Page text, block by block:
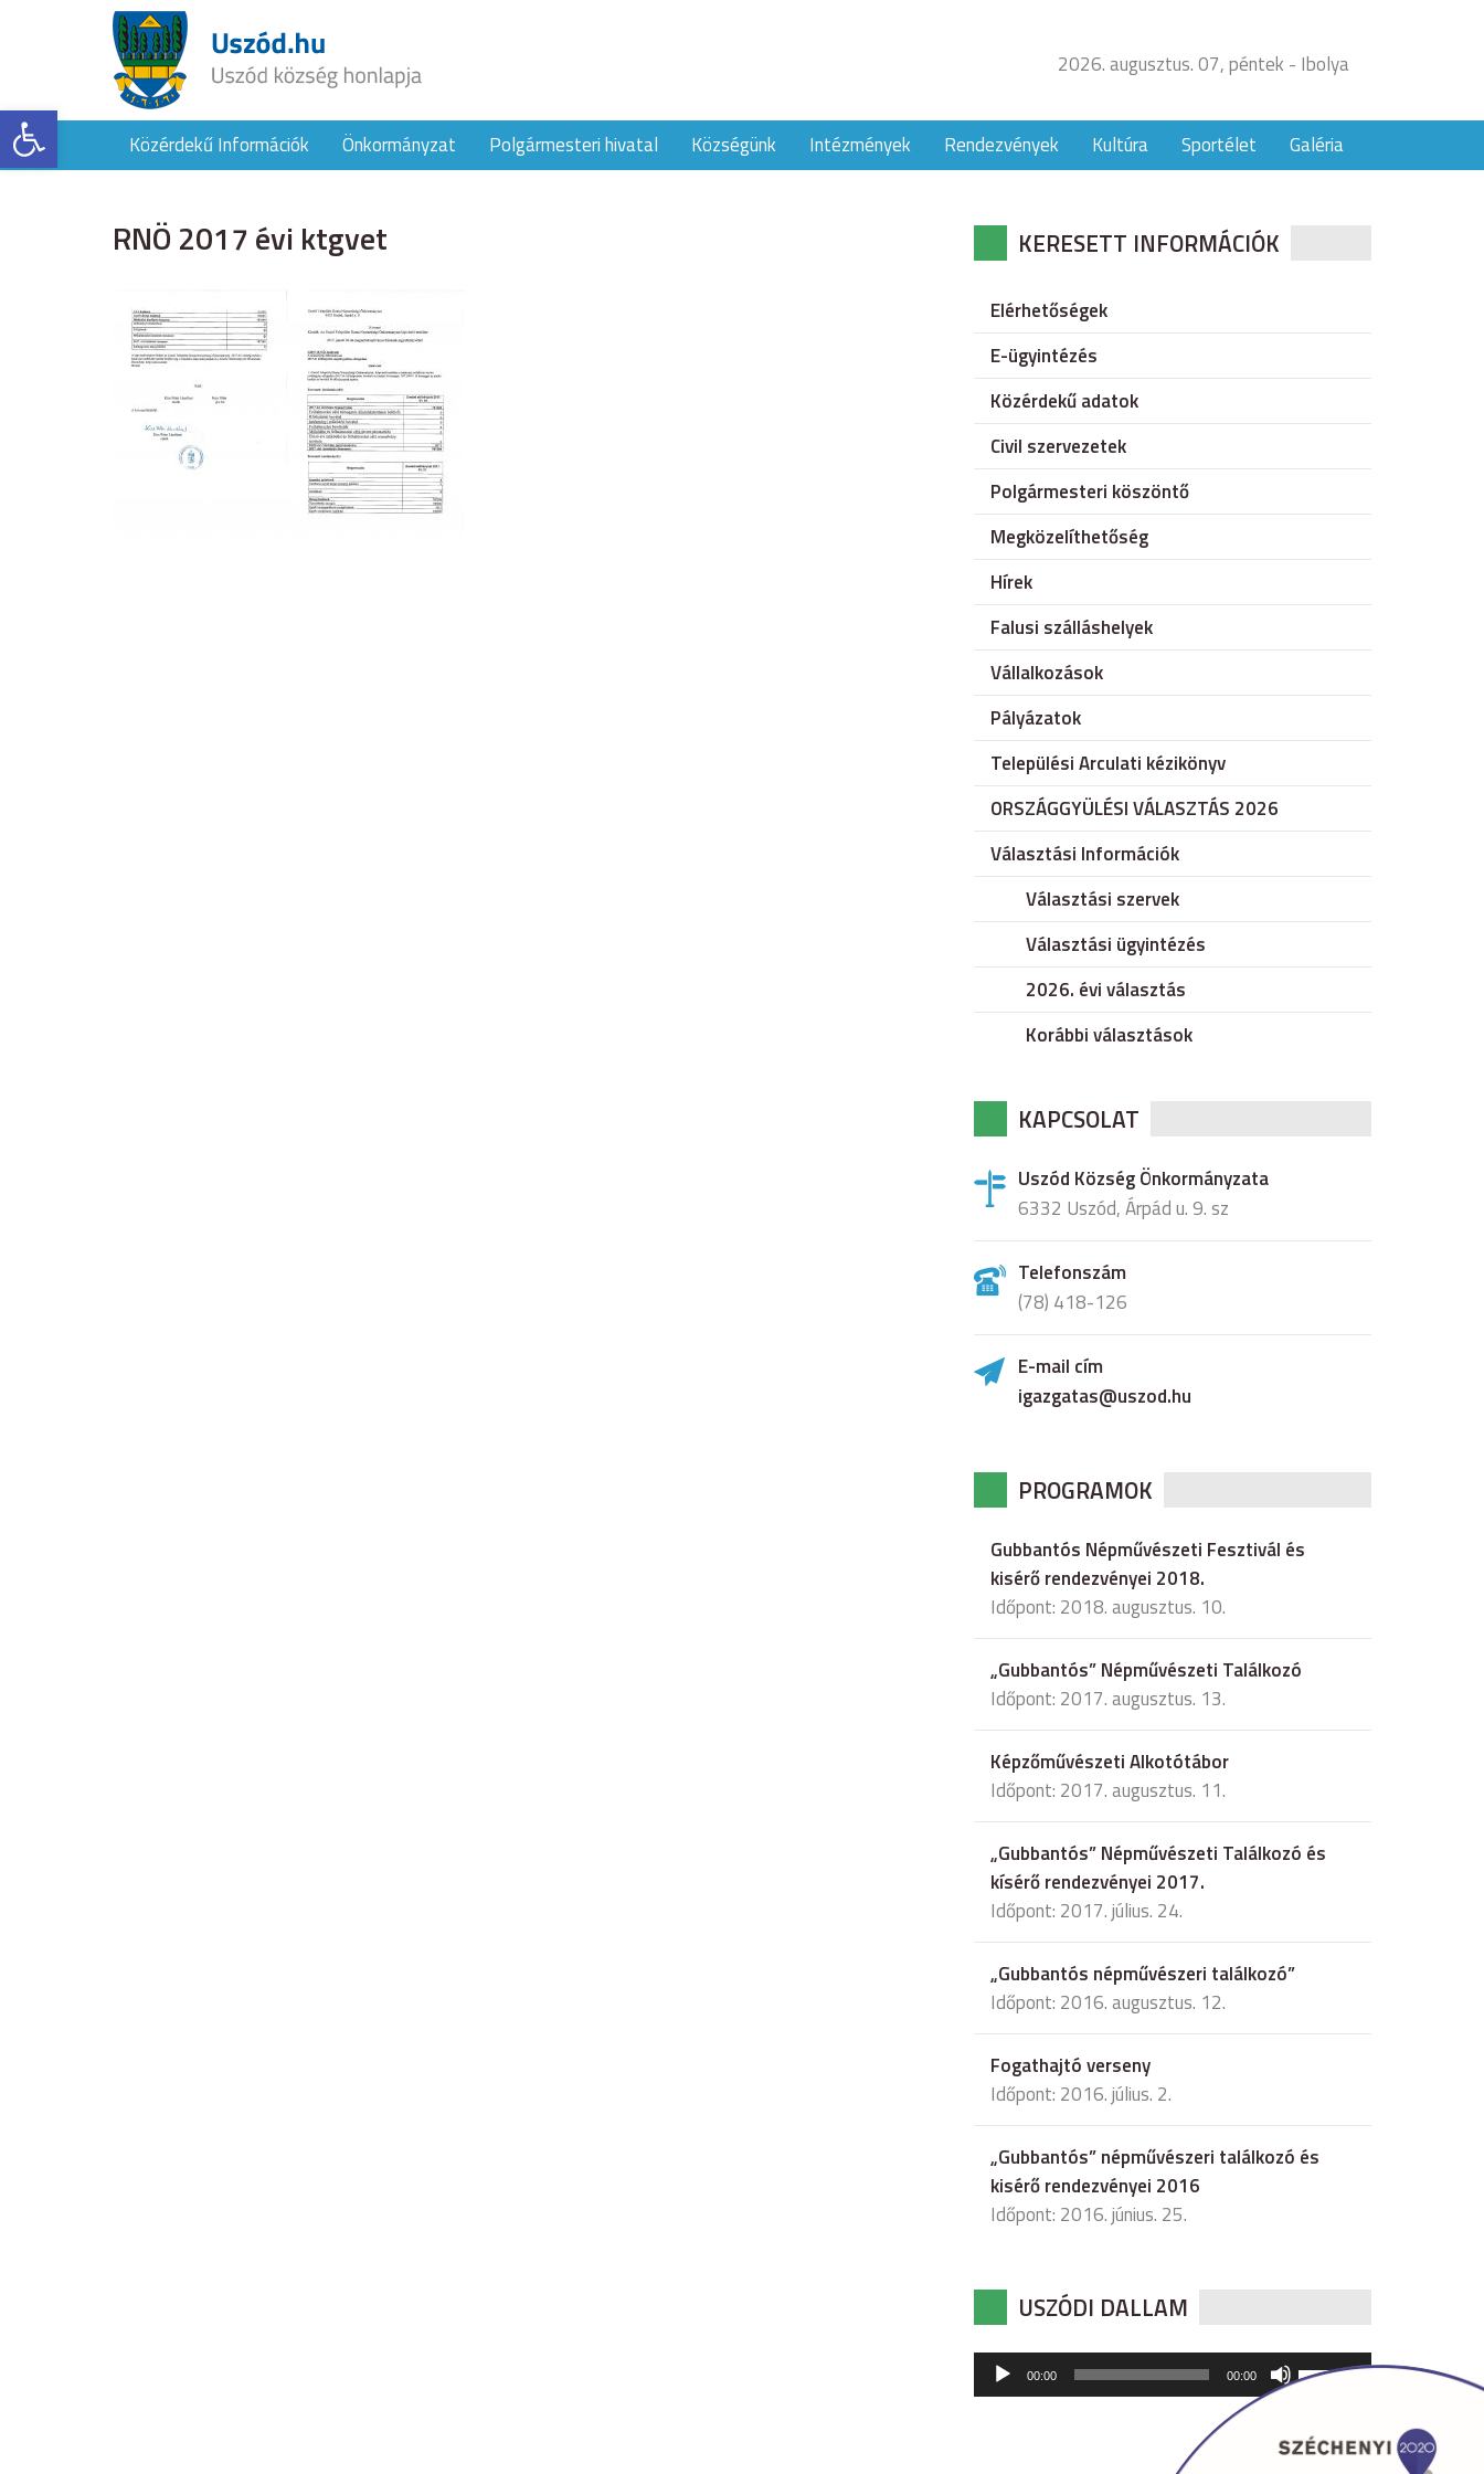
Eszköztár megnyitása
2026. augusztus. 07, péntek - Ibolya
Közérdekű Információk Önkormányzat Polgármesteri hivatal Községünk Intézmények Rendezvények Kultúra Sportélet Galéria
RNÖ 2017 évi ktgvet KERESETT INFORMÁCIÓK
Elérhetőségek
E-ügyintézés
Közérdekű adatok
Civil szervezetek
Polgármesteri köszöntő
Megközelíthetőség
Hírek
Falusi szálláshelyek
Vállalkozások
Pályázatok
Települési Arculati kézikönyv
ORSZÁGGYÜLÉSI VÁLASZTÁS 2026
Választási Információk
Választási szervek
Választási ügyintézés
2026. évi választás
Korábbi választások
KAPCSOLAT
Uszód Község Önkormányzata
6332 Uszód, Árpád u. 9. sz
Telefonszám
(78) 418-126
E-mail cím
igazgatas@uszod.hu
PROGRAMOK
Gubbantós Népművészeti Fesztivál és
kisérő rendezvényei 2018.
Időpont: 2018. augusztus. 10.
„Gubbantós” Népművészeti Találkozó
Időpont: 2017. augusztus. 13.
Képzőművészeti Alkotótábor
Időpont: 2017. augusztus. 11.
„Gubbantós” Népművészeti Találkozó és
kísérő rendezvényei 2017.
Időpont: 2017. július. 24.
„Gubbantós népművészeri találkozó”
Időpont: 2016. augusztus. 12.
Fogathajtó verseny
Időpont: 2016. július. 2.
„Gubbantós” népművészeri találkozó és
kisérő rendezvényei 2016
Időpont: 2016. június. 25.
USZÓDI DALLAM
Audió
lejátszó
00:00 00:00
hangerő
csökkentéséhez